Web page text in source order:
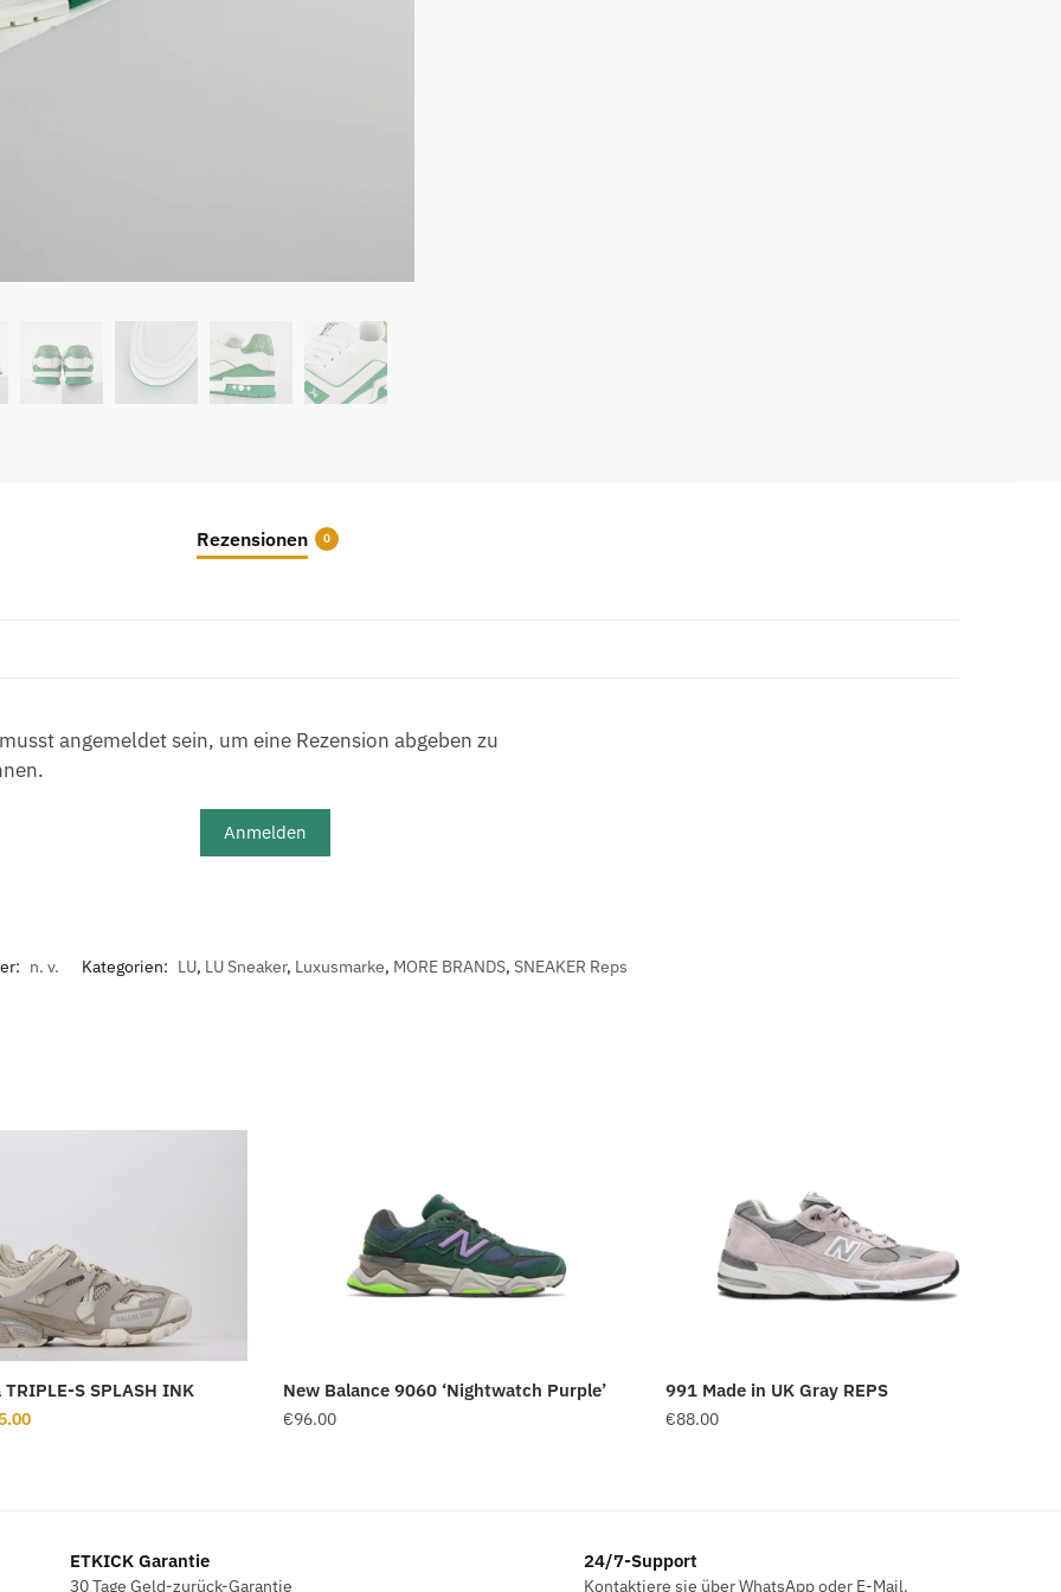
Rezensionen 0
angemeldet sein, um eine Rezension abgeben zu
Anmelden
n. v. Kategorien: LU, LU Sneaker, Luxusmarke, MORE BRANDS, SNEAKER Reps
TRIPLE-S SPLASH INK
Aktueller
New Balance 9060 ‘Nightwatch Purple’
€96.00
991 Made in UK Gray REPS
€88.00
ETKICK Garantie
30 Tage Geld-zurück-Garantie
24/7-Support
Kontaktiere sie über WhatsApp oder E-Mail.